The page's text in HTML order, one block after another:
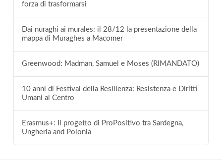
forza di trasformarsi
Dai nuraghi ai murales: il 28/12 la presentazione della
mappa di Muraghes a Macomer
Greenwood: Madman, Samuel e Moses (RIMANDATO)
10 anni di Festival della Resilienza: Resistenza e Diritti
Umani al Centro
Erasmus+: Il progetto di ProPositivo tra Sardegna,
Ungheria and Polonia